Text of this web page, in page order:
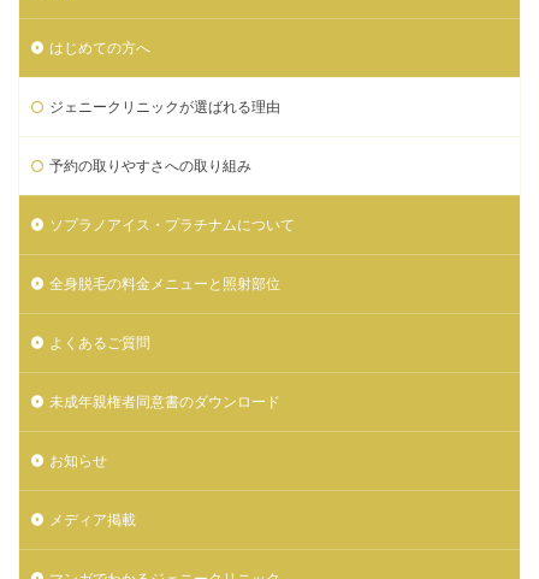
はじめての方へ
ジェニークリニックが選ばれる理由
予約の取りやすさへの取り組み
ソプラノアイス・プラチナムについて
全身脱毛の料金メニューと照射部位
よくあるご質問
未成年親権者同意書のダウンロード
お知らせ
メディア掲載